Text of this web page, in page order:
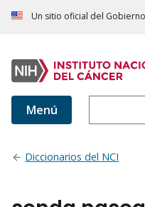
Un sitio oficial del
Menú
Diccionarios del NCI